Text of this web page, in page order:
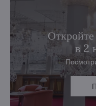
Откройте
в 2